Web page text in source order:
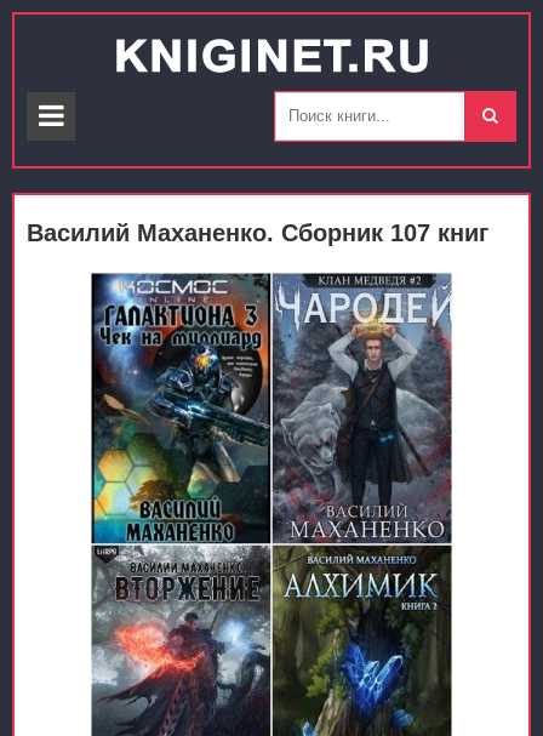
Василий Маханенко. Сборник 107 книг